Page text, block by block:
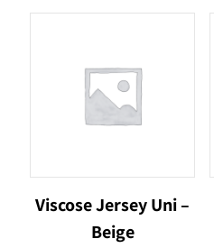
Viscose Jersey Uni –
Beige